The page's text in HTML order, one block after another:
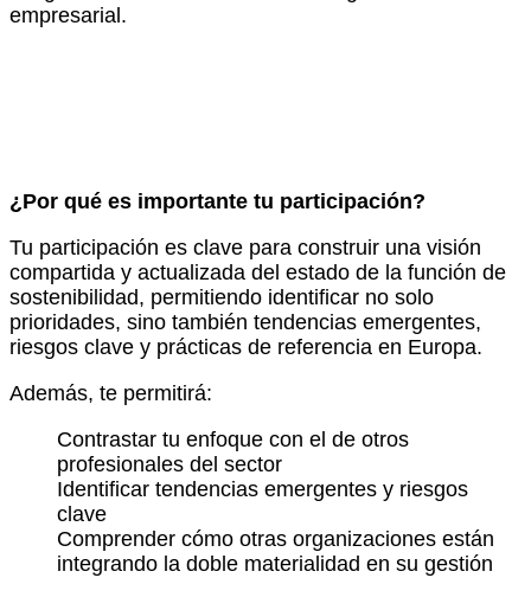
empresarial.
¿Por qué es importante tu participación?
Tu participación es clave para construir una visión
compartida y actualizada del estado de la función de
sostenibilidad, permitiendo identificar no solo
prioridades, sino también tendencias emergentes,
riesgos clave y prácticas de referencia en Europa.
Además, te permitirá:
Contrastar tu enfoque con el de otros
profesionales del sector
Identificar tendencias emergentes y riesgos
clave
Comprender cómo otras organizaciones están
integrando la doble materialidad en su gestión